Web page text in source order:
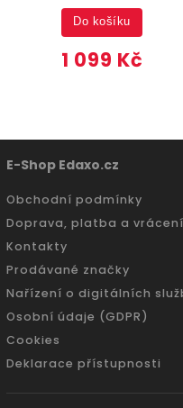
1 099 Kč
Do košíku
E-Shop Edaxo.cz
Obchodní podmínky
Doprava, platba a
Kontakty
Prodávané značky
Nařízení o digitálních
Osobní údaje (GDPR)
Cookies
Deklarace přístupnosti